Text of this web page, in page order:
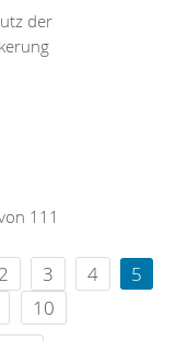
der
111
2 3 4
5
10